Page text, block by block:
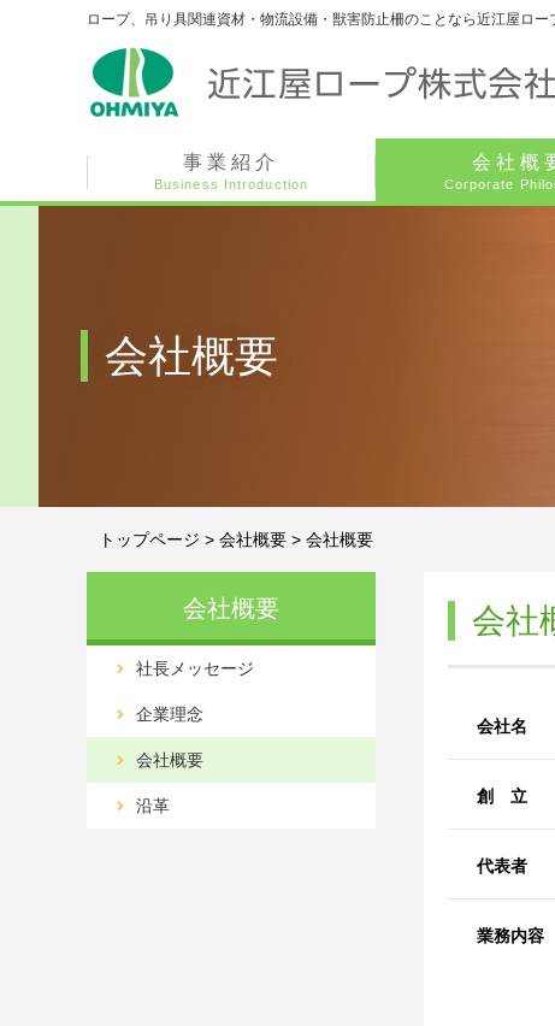
ロープ、吊り具関連資材・物流設備・獣害防止柵のことなら近江屋ロー
事業紹介
Business Introduction
会社概
Corporate
会社概要
トップページ > 会社概要 > 会社概要
会社
会社名
創 立
代表者
業務内容
会社概要
社長メッセージ
企業理念
会社概要
沿革